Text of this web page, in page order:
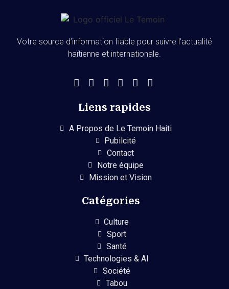
Votre source d’information fiable pour suivre l’actualité
haïtienne et internationale.
Liens rapides
A Propos de Le Temoin Haiti
Pubilcité
Contact
Notre équipe
Mission et Vision
Catégories
Culture
Sport
Santé
Technologies & AI
Société
Tabou